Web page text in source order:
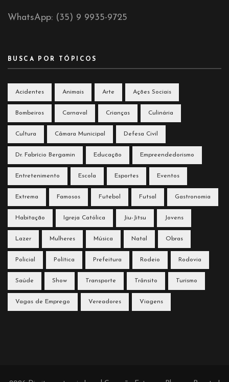
WhatsApp: (35) 9 9935-9725
BUSCA POR TÓPICOS
Acidentes Animais Arte Ações Sociais
Bombeiros Carnaval Crianças Culinária
Cultura Câmara Municipal Defesa Civil
Dr. Fabrício Bergamin Educação Empreendedorismo
Entretenimento Escola Esportes Eventos
Extrema Famosos Futebol Futsal Gastronomia
Habitação Igreja Católica Jiu-Jitsu Jovens
Lazer Mulheres Música Natal Obras
Policial Política Prefeitura Rodeio Rodovia
Saúde Show Transporte Trânsito Turismo
Vagas de Emprego Vereadores Viagens